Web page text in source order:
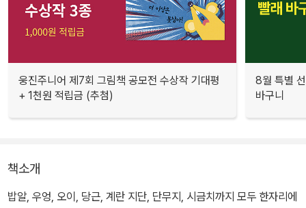
웅진주니어 제7회 그림책 공모전 수상작 기대평
+ 1천원 적립금 (추첨)
8월 특별
바구니
책소개
밥알, 우엉, 오이, 당근, 계란 지단, 단무지, 시금치까지 모두 한자리에